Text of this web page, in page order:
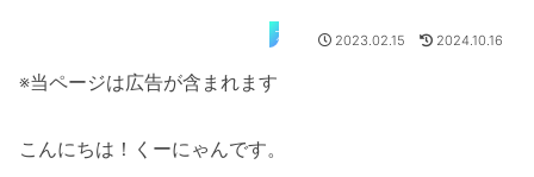
アニメ 2023.02.15 2024.10.16
※当ページは広告が含まれます
こんにちは！くーにゃんです。